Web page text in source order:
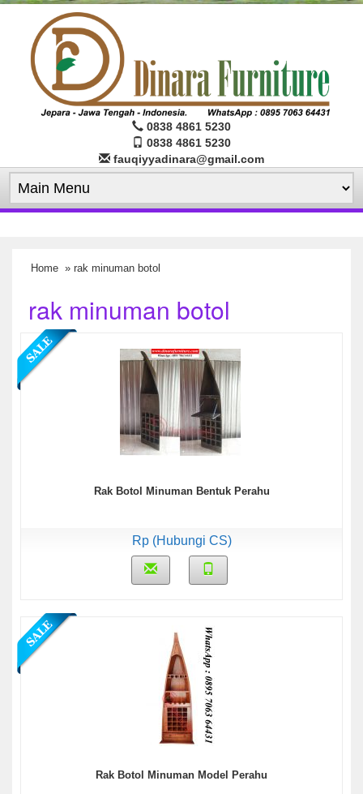
0838 4861 5230
0838 4861 5230
fauqiyyadinara@gmail.com
Home » rak minuman botol
rak minuman botol
Rak Botol Minuman Bentuk Perahu
Rp (Hubungi CS)
Rak Botol Minuman Model Perahu